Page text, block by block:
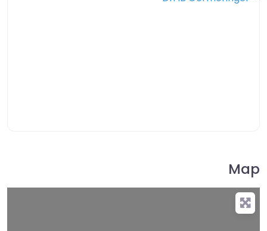
Map